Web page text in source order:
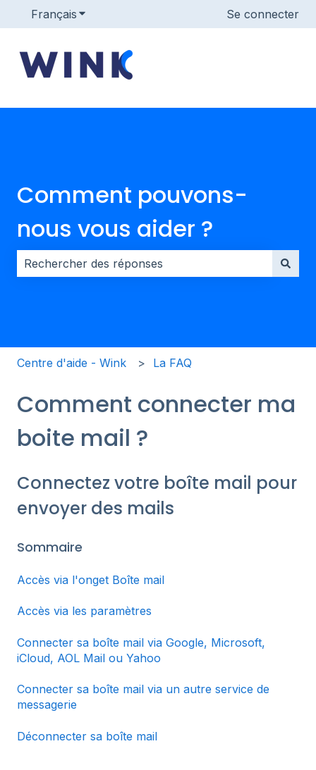
Français Afficher le sous-menu pour les traductions
Se connecter
Comment pouvons-
nous vous aider ?
Centre d'aide - Wink La FAQ
Comment connecter ma
boite mail ?
Connectez votre boîte mail pour
envoyer des mails
Sommaire
Accès via l'onget Boîte mail
Accès via les paramètres
Connecter sa boîte mail via Google, Microsoft,
iCloud, AOL Mail ou Yahoo
Connecter sa boîte mail via un autre service de
messagerie
Déconnecter sa boîte mail